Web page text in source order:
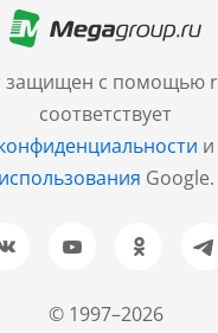
© 1997–2026
с помощью
соответствует
и
использования Google.
30-10
77-33
93-93